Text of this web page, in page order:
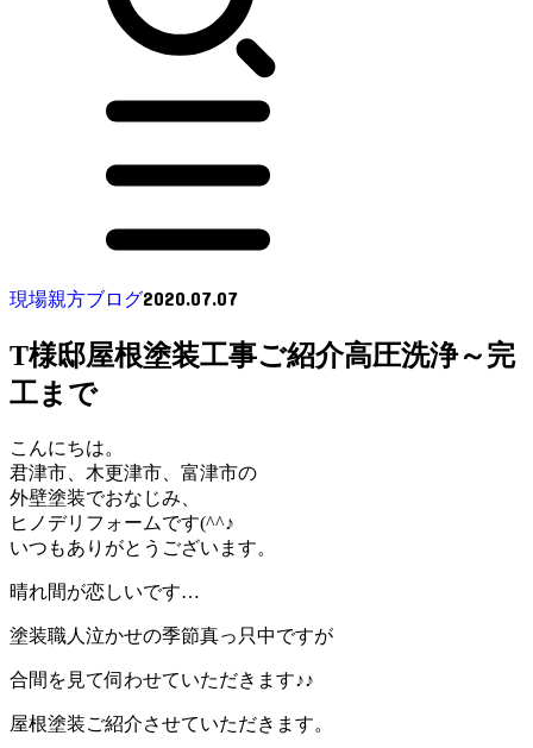
現場親方ブログ2020.07.07
T様邸屋根塗装工事ご紹介高圧洗浄～完
工まで
こんにちは。
君津市、木更津市、富津市の
外壁塗装でおなじみ、
ヒノデリフォームです(^^♪
いつもありがとうございます。
晴れ間が恋しいです…
塗装職人泣かせの季節真っ只中ですが
合間を見て伺わせていただきます♪♪
屋根塗装ご紹介させていただきます。